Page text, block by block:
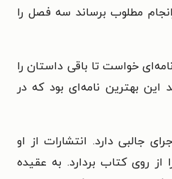
مطلوب برساند سه فصل را
خواست تا باقی داستان را
این بهترین نامه‌ای بود که در
جالبی دارد. انتشارات از او
روی کتاب بردارد. به عقیده